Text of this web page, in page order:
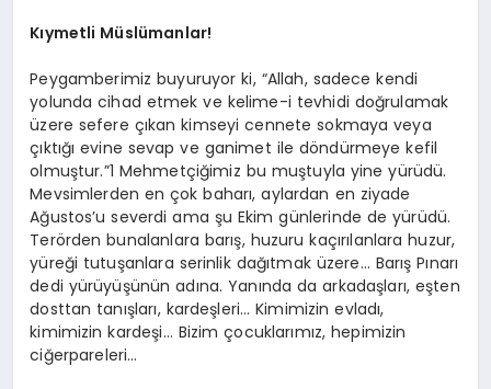
Kıymetli Müslümanlar!
Peygamberimiz buyuruyor ki, “Allah, sadece kendi
yolunda cihad etmek ve kelime-i tevhidi doğrulamak
üzere sefere çıkan kimseyi cennete sokmaya veya
çıktığı evine sevap ve ganimet ile döndürmeye kefil
olmuştur.”1 Mehmetçiğimiz bu muştuyla yine yürüdü.
Mevsimlerden en çok baharı, aylardan en ziyade
Ağustos’u severdi ama şu Ekim günlerinde de yürüdü.
Terörden bunalanlara barış, huzuru kaçırılanlara huzur,
yüreği tutuşanlara serinlik dağıtmak üzere… Barış Pınarı
dedi yürüyüşünün adına. Yanında da arkadaşları, eşten
dosttan tanışları, kardeşleri… Kimimizin evladı,
kimimizin kardeşi… Bizim çocuklarımız, hepimizin
ciğerpareleri…